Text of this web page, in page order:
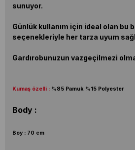
sunuyor.
Günlük kullanım için ideal olan bu
seçenekleriyle her tarza uyum
Gardırobunuzun vazgeçilmezi
Kumaş özelli : %85 Pamuk %15 Polyester
Body :
Boy : 70 cm